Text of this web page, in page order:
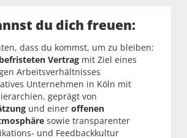
du dich freuen:
dass du kommst, um zu bleiben:
Vertrag mit Ziel eines
Arbeitsverhältnisses
Unternehmen in Köln mit
geprägt von
und einer offenen
sowie transparenter
und Feedbackkultur